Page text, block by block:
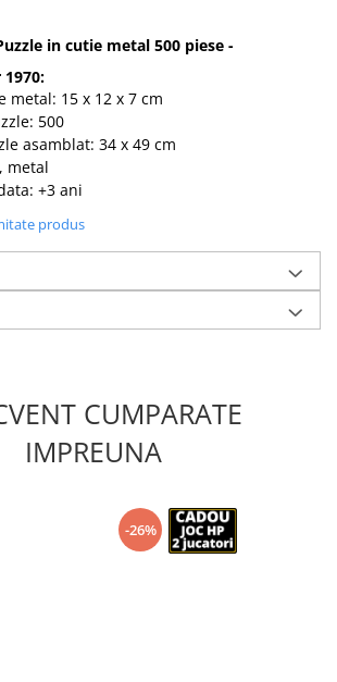
in cutie metal 500 piese -
metal: 15 x 12 x 7 cm
500
asamblat: 34 x 49 cm
metal
+3 ani
produs
CUMPARATE
IMPREUNA
-26%